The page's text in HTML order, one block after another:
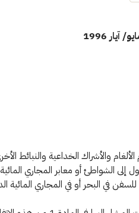
والأشراك الخداعية والنبائط
الشواطئ أو معابر المجاري المائية
في البحر أو في المجاري المائية